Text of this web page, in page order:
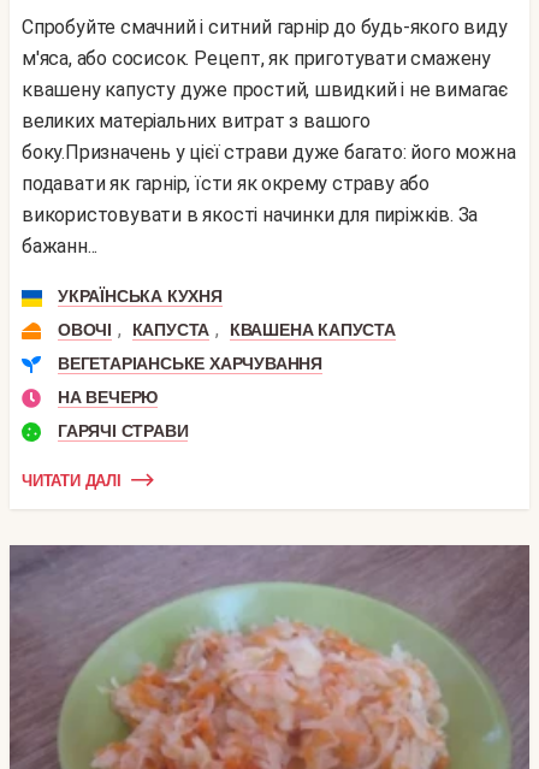
Спробуйте смачний і ситний гарнір до будь-якого виду
м'яса, або сосисок. Рецепт, як приготувати смажену
квашену капусту дуже простий, швидкий і не вимагає
великих матеріальних витрат з вашого
боку.Призначень у цієї страви дуже багато: його можна
подавати як гарнір, їсти як окрему страву або
використовувати в якості начинки для пиріжків. За
бажанн...
УКРАЇНСЬКА КУХНЯ
ОВОЧІ , КАПУСТА ,
КВАШЕНА КАПУСТА
ВЕГЕТАРІАНСЬКЕ ХАРЧУВАННЯ
НА ВЕЧЕРЮ
ГАРЯЧІ СТРАВИ
ЧИТАТИ ДАЛІ